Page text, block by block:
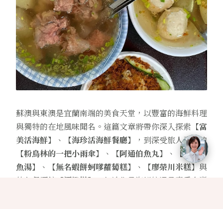
蘇澳與東澳是宜蘭南端的美食天堂，以豐富的海鮮料理
與獨特的在地風味聞名。這篇文章將帶你深入探索 【富
美活海鮮】
、 【海珍活海鮮餐廳】
，到深受旅人喜愛的
【粉鳥林的一把小雨傘】
、 【阿通伯魚丸】 、
【阿芬鮮
魚湯】
、 【無名蝦餅蚵嗲蘿蔔糕】 、 【廖榮川米糕】與
特色餐酒館
【酒橙榙】
，無論你是海鮮控還是喜愛台灣